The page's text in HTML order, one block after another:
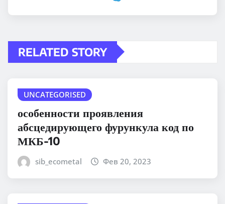
RELATED STORY
UNCATEGORISED
особенности проявления
абсцедирующего фурункула код по
МКБ-10
sib_ecometal Фев 20, 2023